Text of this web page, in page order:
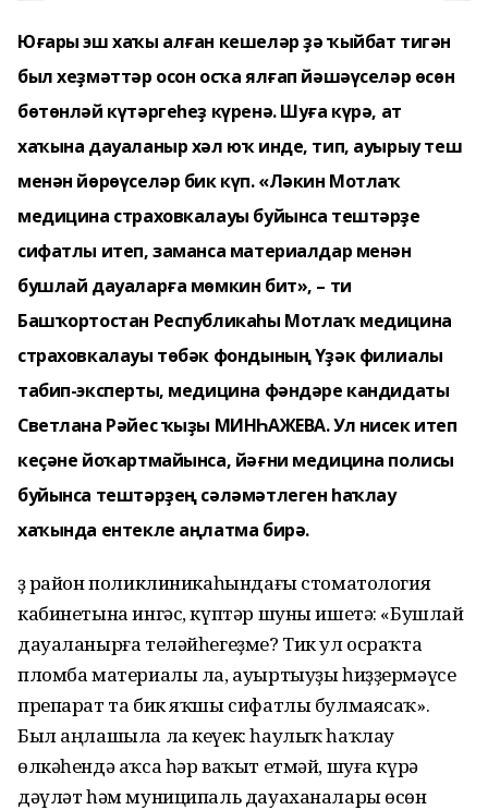
Юғары эш хаҡы алған кешеләр ҙә ҡыйбат тигән
был хеҙмәттәр осон осҡа ялғап йәшәүселәр өсөн
бөтөнләй күтәргеһеҙ күренә. Шуға күрә, ат
хаҡына дауаланыр хәл юҡ инде, тип, ауырыу теш
менән йөрөүселәр бик күп. «Ләкин Мотлаҡ
медицина страховкалауы буйынса тештәрҙе
сифатлы итеп, заманса материалдар менән
бушлай дауаларға мөмкин бит», – ти
Башҡортостан Республикаһы Мотлаҡ медицина
страховкалауы төбәк фондының Үҙәк филиалы
табип-эксперты, медицина фәндәре кандидаты
Светлана Рәйес ҡыҙы МИНҺАЖЕВА. Ул нисек итеп
кеҫәне йоҡартмайынса, йәғни медицина полисы
буйынса тештәрҙең сәләмәтлеген һаҡлау
хаҡында ентекле аңлатма бирә.
Үҙ район поликлиникаһындағы стоматология
кабинетына ингәс, күптәр шуны ишетә: «Бушлай
дауаланырға теләйһегеҙме? Тик ул осраҡта
пломба материалы ла, ауыртыуҙы һиҙҙермәүсе
препарат та бик яҡшы сифатлы булмаясаҡ».
Был аңлашыла ла кеүек: һаулыҡ һаҡлау
өлкәһендә аҡса һәр ваҡыт етмәй, шуға күрә
дәүләт һәм муниципаль дауаханалары өсөн